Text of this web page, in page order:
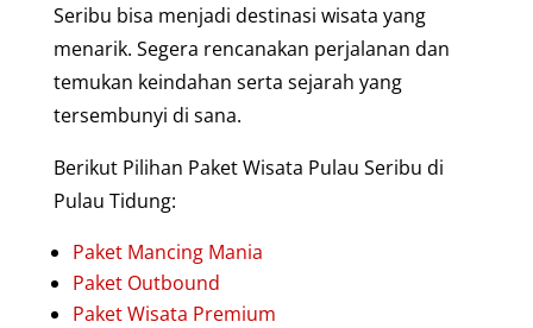
Seribu bisa menjadi destinasi wisata yang
menarik. Segera rencanakan perjalanan dan
temukan keindahan serta sejarah yang
tersembunyi di sana.
Berikut Pilihan Paket Wisata Pulau Seribu di
Pulau Tidung:
Paket Mancing Mania
Paket Outbound
Paket Wisata Premium